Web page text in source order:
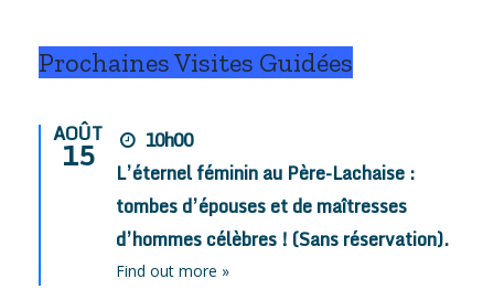
Prochaines Visites Guidées
AOÛT
15
10h00
L’éternel féminin au Père-Lachaise :
tombes d’épouses et de maîtresses
d’hommes célèbres ! (Sans réservation).
Find out more »